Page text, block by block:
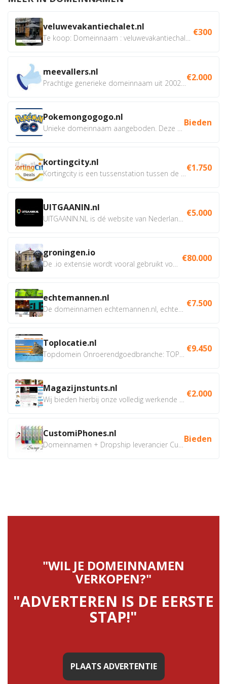
veluwevakantiechalet.nl €300
meevallers.nl €2.000
Pokemongogogo.nl Bieden
kortingcity.nl €1.750
UITGAANIN.nl €5.000
groningen.io €80.000
echtemannen.nl €7.500
Toplocatie.nl €9.450
Magazijnstunts.nl €2.000
CustomiPhones.nl Bieden
"WIL JE DOMEINNAMEN
VERKOPEN?"
"ADVERTEREN IS DE EERSTE
STAP!"
PLAATS ADVERTENTIE